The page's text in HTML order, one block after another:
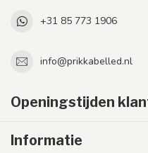
+31 85 773 1906
info@prikkabelled.nl
Openingstijden
Informatie